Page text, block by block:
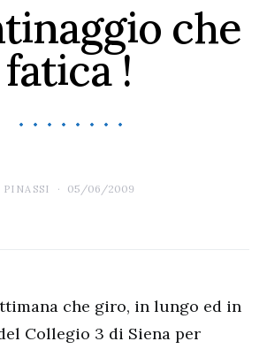
che
fatica !
05/06/2009
che giro, in lungo ed in
Collegio 3 di Siena per